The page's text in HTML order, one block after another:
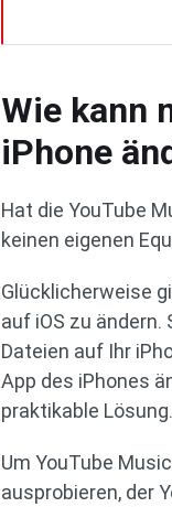
Wie kann
iPhone
Hat die YouTube
keinen eigenen
Glücklicherweise
auf iOS zu
Dateien auf Ihr
App des iPhones
praktikable Lösung.
Um YouTube
ausprobieren, der